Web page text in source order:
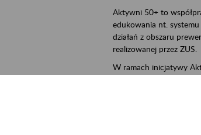
Aktywni 50+ to
edukowania nt.
działań z obszaru
realizowanej przez ZUS.
W ramach inicjatywy